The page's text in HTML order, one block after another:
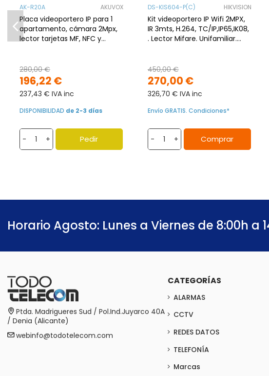
AK-R20A AKUVOX
Placa videoportero IP para 1
apartamento, cámara 2Mpx,
lector tarjetas MF, NFC y
196,22 €
280,00 €
237,43 € IVA inc
DISPONIBILIDAD de 2-3 días
- + Pedir
DS-KIS604-P(C) HIKVISION
Kit videoportero IP Wifi 2MPX,
IR 3mts, H.264, TC/IP,IP65,IK08,
. Lector Mifare. Unifamiliar.
270,00 €
450,00 €
326,70 € IVA inc
Envío GRATIS. Condiciones*
- + Comprar
Horario Agosto: Lunes a Viernes de 8:00h a
Ptda. Madrigueres Sud / Pol.Ind.Juyarco 40A
/ Denia (Alicante)
webinfo@todotelecom.com
CATEGORÍAS
ALARMAS
CCTV
REDES DATOS
TELEFONÍA
Marcas